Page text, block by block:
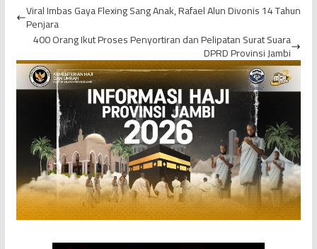
Budaya
Diberangkat...
Viral Imbas Gaya Flexing Sang Anak, Rafael Alun Divonis 14 Tahun
Penjara
400 Orang Ikut Proses Penyortiran dan Pelipatan Surat Suara
DPRD Provinsi Jambi